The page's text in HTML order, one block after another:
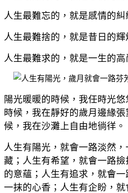
人生最難忘的，就是感情的糾
人生最難捨的，就是昔日的輝
人生最難求的，就是一生的高
陽光暖暖的時候，我任時光
時候，我在靜好的歲月邊緣
候，我在沙灘上自由地徜徉。
人生有陽光，就會一路淡然
藏；人生有希望，就會一路
的意蘊；人生有追求，就會
一抹的心香；人生有企盼，